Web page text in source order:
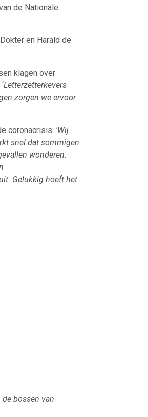
de Nationale
en Harald de
klagen over
Letterzetterkevers
zorgen we ervoor
coronacrisis: 'Wij
snel dat sommigen
wonderen.
Gelukkig hoeft het
bossen van